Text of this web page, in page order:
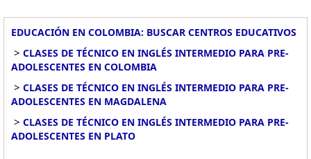
EDUCACIÓN EN COLOMBIA: BUSCAR CENTROS EDUCATIVOS
> CLASES DE TÉCNICO EN INGLÉS INTERMEDIO PARA PRE-
ADOLESCENTES EN COLOMBIA
> CLASES DE TÉCNICO EN INGLÉS INTERMEDIO PARA PRE-
ADOLESCENTES EN MAGDALENA
> CLASES DE TÉCNICO EN INGLÉS INTERMEDIO PARA PRE-
ADOLESCENTES EN PLATO